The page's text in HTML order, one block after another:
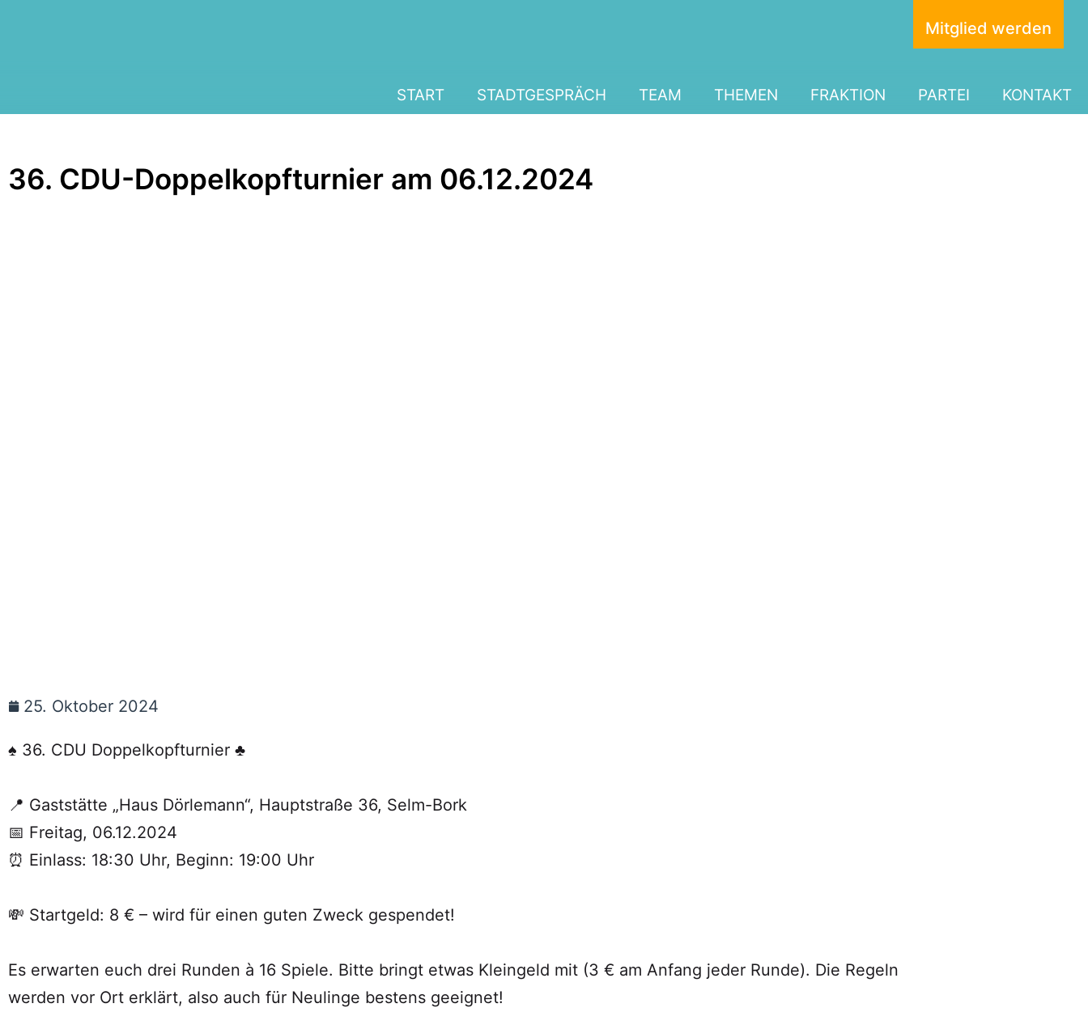
Mitglied werden
START STADTGESPRÄCH TEAM THEMEN FRAKTION PARTEI KONTAKT
36. CDU-Doppelkopfturnier am 06.12.2024
25. Oktober 2024
♠ 36. CDU Doppelkopfturnier ♣
📍 Gaststätte „Haus Dörlemann“, Hauptstraße 36, Selm-Bork
📅 Freitag, 06.12.2024
⏰ Einlass: 18:30 Uhr, Beginn: 19:00 Uhr
💸 Startgeld: 8 € – wird für einen guten Zweck gespendet!
Es erwarten euch drei Runden à 16 Spiele. Bitte bringt etwas Kleingeld mit (3 € am Anfang jeder Runde). Die Regeln
werden vor Ort erklärt, also auch für Neulinge bestens geeignet!